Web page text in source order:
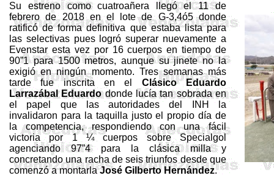
Su estreno comocuatroañera llegó el 11 de
febrero de 2018 en el lote de G-3,4ó5 donde
ratificó de forma definitiva que estaba lista para
las selectivas pues logró superar nuevamente a
Evenstar esta vez por 16 cuerpos en tiempo de
90”1 para 1500 metros, aunque su jinete no la
exigió en ningún momento. Tres semanas más
tarde fue inscrita en el Clásico Eduardo
Larrazábal Eduardodonde lucía tan sobrada en
el papel que las autoridades del INH la
invalidaron para la taquilla justo el propio día de
la competencia, respondiendo con una fácil
victoria por 1 ¼ cuerpos sobreSpecialgol
agenciando 97”4 para la clásica milla y
concretando una racha de seis triunfos desde que
comenzó a montarlaJosé Gilberto Hernández.